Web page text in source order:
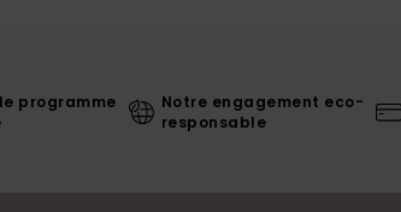
programme
Notre engagement eco-
responsable